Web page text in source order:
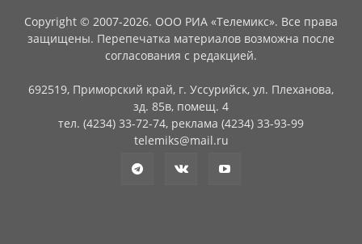
Copyright © 2007-2026. ООО РИА «Телемикс». Все права
защищены. Перепечатка материалов возможна после
согласования с редакцией.
692519, Приморский край, г. Уссурийск, ул. Плеханова,
зд. 85в, помещ. 4
тел. (4234) 33-72-74, реклама (4234) 33-93-99
telemiks@mail.ru